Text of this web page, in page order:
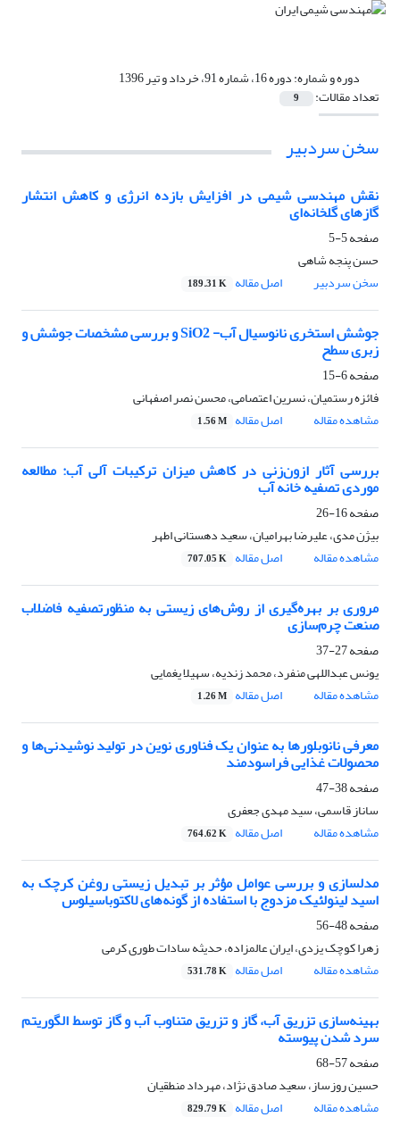
دوره و شماره:دوره 16، شماره 91، خرداد و تیر 1396
تعداد مقالات: 9
سخن سردبیر
نقش مهندسی شیمی در افزایش بازده انرژی و کاهش انتشار
گازهای گلخانه‌ای
صفحه5-5
حسن پنجه شاهی
سخن سردبیر
اصل مقاله 189.31 K
جوشش استخری نانوسیال آب- SiO2 و بررسی مشخصات جوشش و
زبری سطح
صفحه6-15
فائزه رستمیان، نسرین اعتصامی، محسن نصر اصفهانی
مشاهده مقاله
اصل مقاله 1.56 M
بررسی آثار ازون‌زنی در کاهش میزان ترکیبات آلی آب: مطالعه
موردی تصفیه خانه آب
صفحه16-26
بیژن مدی، علیرضا بهرامیان، سعید دهستانی اطهر
مشاهده مقاله
اصل مقاله 707.05 K
مروری بر بهره‌گیری از روش‌های زیستی به منظورتصفیه فاضلاب
صنعت چرم‌سازی
صفحه27-37
یونس عبداللهی منفرد، محمد زندیه، سهیلا یغمایی
مشاهده مقاله
اصل مقاله 1.26 M
معرفی نانوبلور‌ها به عنوان یک فناوری نوین در تولید نوشیدنی‌ها و
محصولات غذایی فراسودمند
صفحه38-47
ساناز قاسمی، سید مهدی جعفری
مشاهده مقاله
اصل مقاله 764.62 K
مدلسازی و بررسی عوامل مؤثر بر تبدیل زیستی روغن کرچک به
اسید لینولئیک مزدوج با استفاده از گونه‌های لاکتوباسیلوس
صفحه48-56
زهرا کوچک یزدی، ایران عالمزاده، حدیثه سادات طوری کرمی
مشاهده مقاله
اصل مقاله 531.78 K
بهینه‌سازی تزریق آب، گاز و تزریق متناوب آب و گاز توسط الگوریتم
سرد شدن پیوسته
صفحه57-68
حسین روزساز، سعید صادق نژاد، مهرداد منطقیان
مشاهده مقاله
اصل مقاله 829.79 K